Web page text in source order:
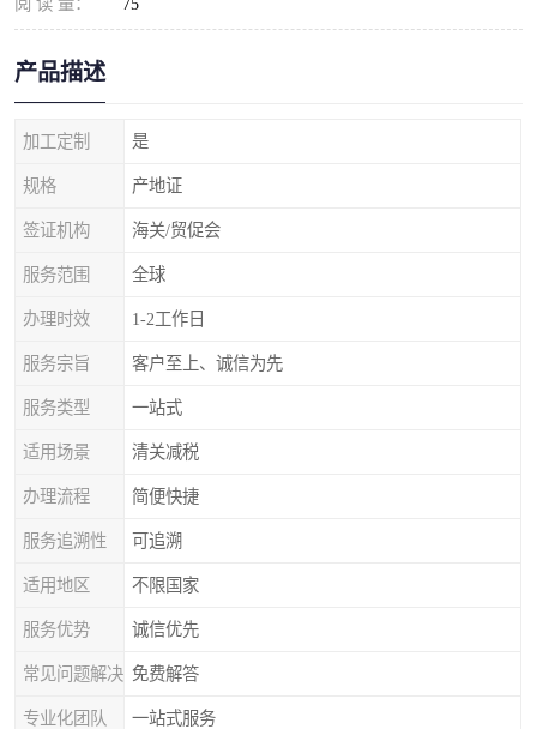
产品描述
加工定制 是
规格 产地证
签证机构 海关/贸促会
服务范围 全球
办理时效 1-2工作日
服务宗旨 客户至上、诚信为先
服务类型 一站式
适用场景 清关减税
办理流程 简便快捷
服务追溯性 可追溯
适用地区 不限国家
服务优势 诚信优先
常见问题解决 免费解答
专业化团队 一站式服务